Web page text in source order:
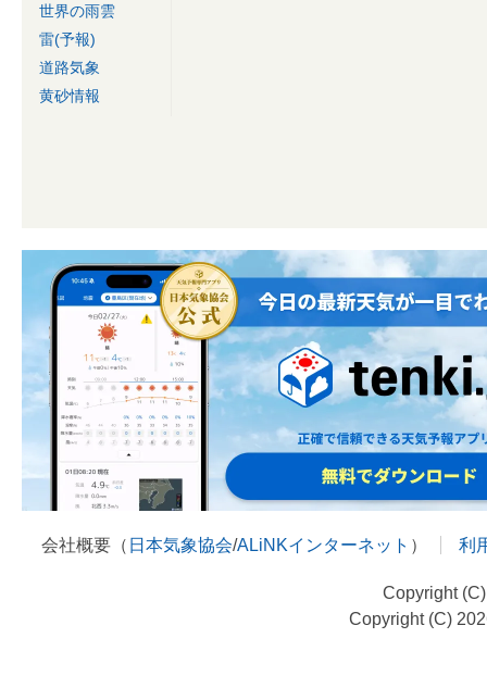
世界の雨雲
雷(予報)
道路気象
黄砂情報
会社概要（ 日本気象協会/ALiNKインターネット ） 利
Copyright
Copyright (C)